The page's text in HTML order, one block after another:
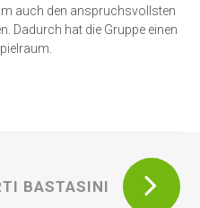
auch den anspruchsvollsten
Dadurch hat die Gruppe einen
BASTASINI